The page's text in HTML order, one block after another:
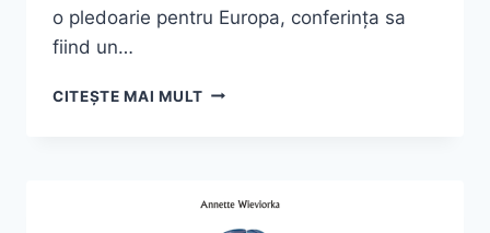
o pledoarie pentru Europa, conferința sa
fiind un…
CITEȘTE MAI MULTSIMONE